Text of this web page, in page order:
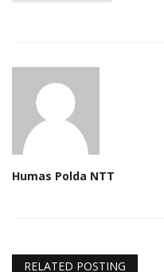
Humas Polda NTT
RELATED POSTING